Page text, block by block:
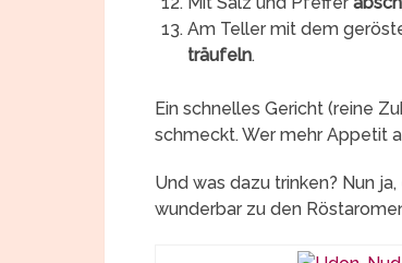
Am Teller mit dem
träufeln.
Ein schnelles Gericht (reine
schmeckt. Wer mehr Appetit
Und was dazu trinken? Nun
wunderbar zu den